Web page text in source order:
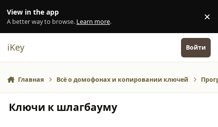
View in the app
A better way to browse. Learn more. ×
iKey Войти
Главная Всё о домофонах и копировании ключей
Ключи к шлагбауму